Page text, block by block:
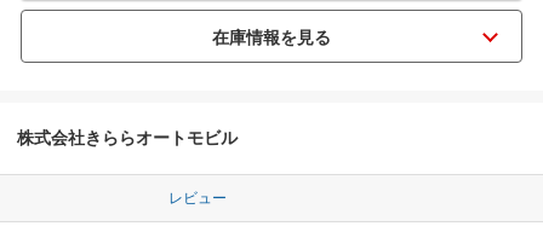
株式会社きららオートモビル
レビュー